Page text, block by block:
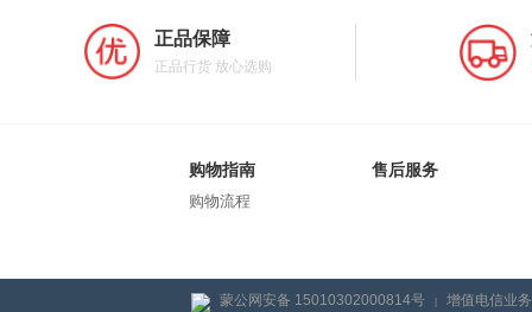
正品保障
正品行货 放心选购
购物指南
购物流程
售后服务
蒙公网安备 15010302000814号 | 增值电信业